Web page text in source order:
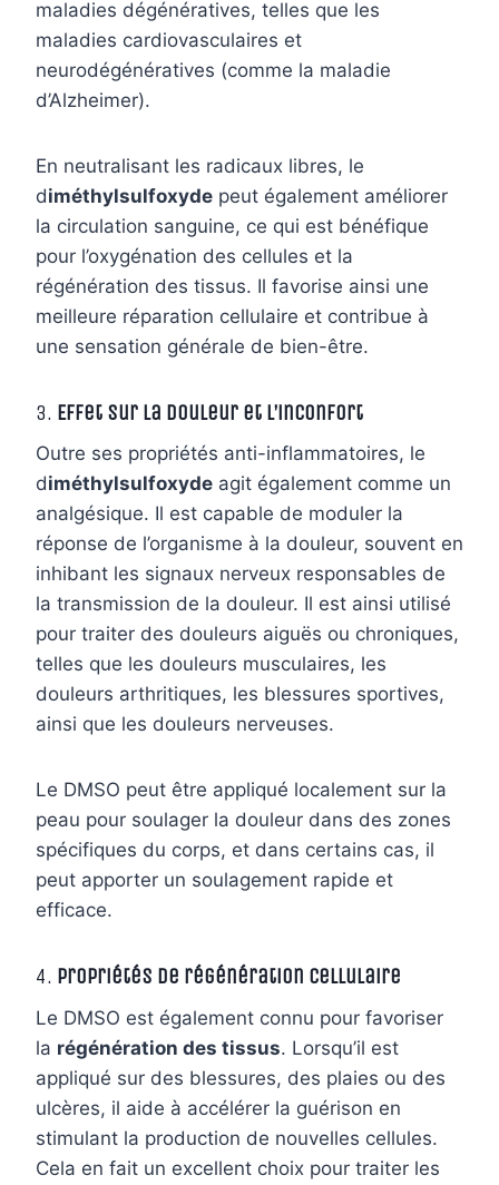
maladies dégénératives, telles que les
maladies cardiovasculaires et
neurodégénératives (comme la maladie
d’Alzheimer).
En neutralisant les radicaux libres, le
diméthylsulfoxyde peut également améliorer
la circulation sanguine, ce qui est bénéfique
pour l’oxygénation des cellules et la
régénération des tissus. Il favorise ainsi une
meilleure réparation cellulaire et contribue à
une sensation générale de bien-être.
3. Effet sur la douleur et l’inconfort
Outre ses propriétés anti-inflammatoires, le
diméthylsulfoxyde agit également comme un
analgésique. Il est capable de moduler la
réponse de l’organisme à la douleur, souvent en
inhibant les signaux nerveux responsables de
la transmission de la douleur. Il est ainsi utilisé
pour traiter des douleurs aiguës ou chroniques,
telles que les douleurs musculaires, les
douleurs arthritiques, les blessures sportives,
ainsi que les douleurs nerveuses.
Le DMSO peut être appliqué localement sur la
peau pour soulager la douleur dans des zones
spécifiques du corps, et dans certains cas, il
peut apporter un soulagement rapide et
efficace.
4. Propriétés de régénération cellulaire
Le DMSO est également connu pour favoriser
la régénération des tissus. Lorsqu’il est
appliqué sur des blessures, des plaies ou des
ulcères, il aide à accélérer la guérison en
stimulant la production de nouvelles cellules.
Cela en fait un excellent choix pour traiter les